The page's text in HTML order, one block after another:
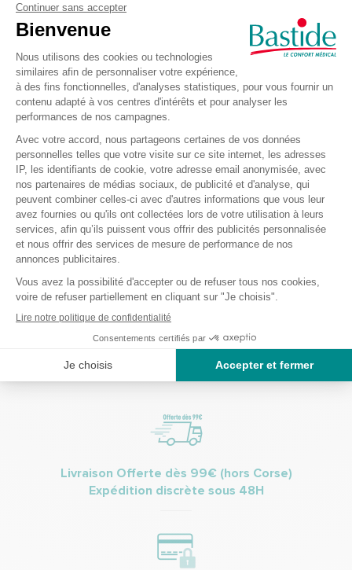
Recevez nos offres et
promotions
Envoyer
Je m’inscris à la newsletter et accepte de recevoir des informations
commerciales et promotionnelles de Bastide le Confort Médical.
(Vous pourrez à tout moment vous désinscrire. Pour plus
protection des données personnelles.
Livraison Offerte dès 99€ (hors Corse)
Expédition discrète sous 48H